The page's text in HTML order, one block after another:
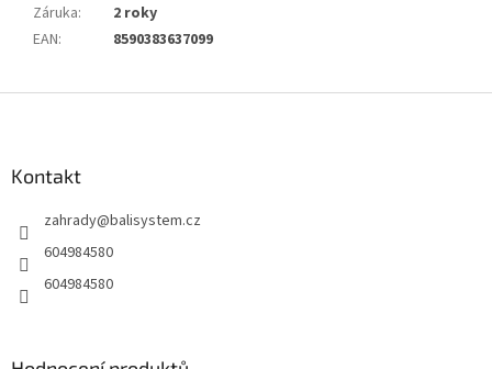
Záruka:
2 roky
EAN: 8590383637099
Kontakt
zahrady@balisystem.cz
604984580
604984580